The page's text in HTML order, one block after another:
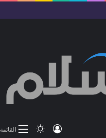
القائمة الوضع تسجيل